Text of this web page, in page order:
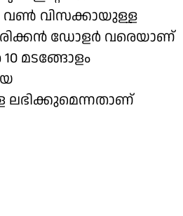
വിസക്കായുള്ള
ഡോളര്‍ വരെയാണ്
മടങ്ങോളം
ലഭിക്കുമെന്നതാണ്